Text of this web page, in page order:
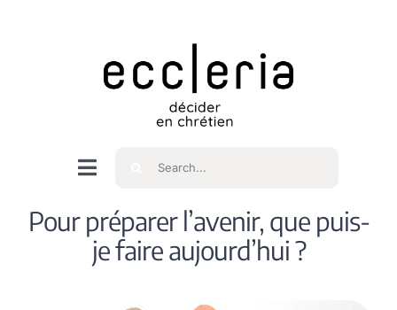
Navigation
bascule
Accueil
Rechercher
Pour préparer l’avenir, que puis-
je faire aujourd’hui ?